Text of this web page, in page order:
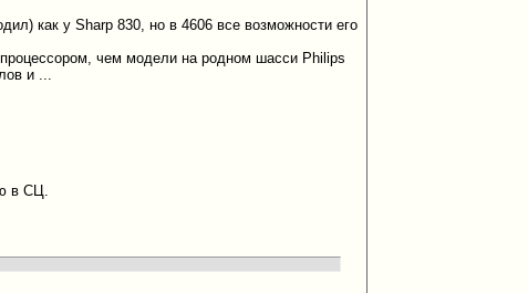
как у Sharp 830, но в 4606 все возможности его
чем модели на родном шасси Philips
и ...
в СЦ.